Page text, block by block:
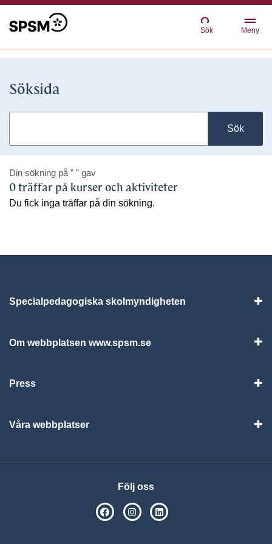
Sök Meny
Söksida
Sök
Din sökning på " " gav
0 träffar på kurser och aktiviteter
Du fick inga träffar på din sökning.
Specialpedagogiska skolmyndigheten
Om webbplatsen www.spsm.se
Press
Våra webbplatser
Följ oss
SPSM på Facebook
SPSM på Instagram